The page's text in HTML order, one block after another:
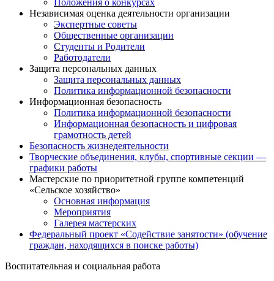
Положения о конкурсах
Независимая оценка деятельности организации
Экспертные советы
Общественные организации
Студенты и Родители
Работодатели
Защита персональных данных
Защита персональных данных
Политика информационной безопасности
Информационная безопасность
Политика информационной безопасности
Информационная безопасность и цифровая
грамотность детей
Безопасность жизнедеятельности
Творческие объединения, клубы, спортивные секции —
графики работы
Мастерские по приоритетной группе компетенций
«Сельское хозяйство»
Основная информация
Мероприятия
Галерея мастерских
Федеральный проект «Содействие занятости» (обучение
граждан, находящихся в поиске работы)
Воспитательная и социальная работа